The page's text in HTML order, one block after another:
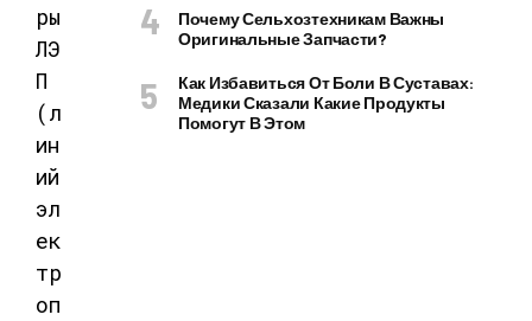
ры
ЛЭ
П
(л
ин
ий
эл
ек
тр
оп
Почему Сельхозтехникам Важны
Оригинальные Запчасти?
Как Избавиться От Боли В Суставах:
Медики Сказали Какие Продукты
Помогут В Этом